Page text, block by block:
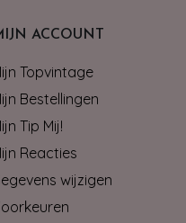
ACCOUNT
Topvintage
Bestellingen
Tip Mij!
Reacties
wijzigen